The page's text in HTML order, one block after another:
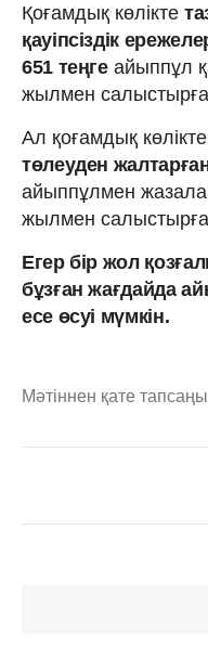
Қоғамдық көлікте
қауіпсіздік
651 теңгеайыппұл
жылмен
Ал қоғамдық көлікте
төлеуден
айыппұлмен
жылмен
Егер бір жол
бұзған жағдайда
есе өсуі мүмкін.
Мәтіннен қате